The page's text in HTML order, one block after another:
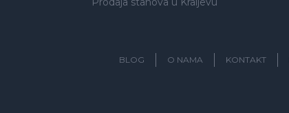
BLOG O NAMA KONTAKT